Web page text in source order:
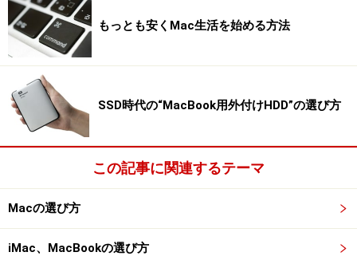
もっとも安くMac生活を始める方法
SSD時代の“MacBook用外付けHDD”の選び方
この記事に関連するテーマ
Macの選び方
iMac、MacBookの選び方